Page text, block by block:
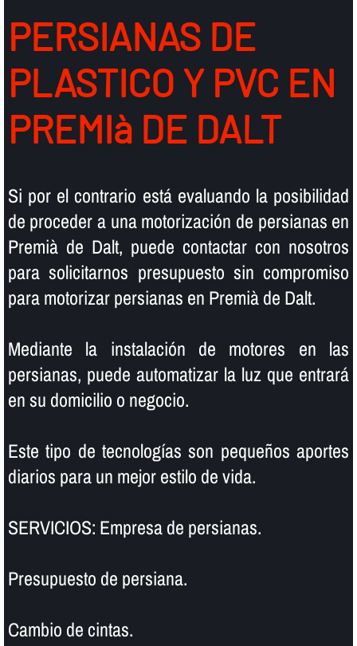
PERSIANAS DE
PLASTICO Y PVC EN
PREMIà DE DALT
Si por el contrario está evaluando la posibilidad
de proceder a una motorización de persianas en
Premià de Dalt, puede contactar con nosotros
para solicitarnos presupuesto sin compromiso
para motorizar persianas en Premià de Dalt.
Mediante la instalación de motores en las
persianas, puede automatizar la luz que entrará
en su domicilio o negocio.
Este tipo de tecnologí­as son pequeños aportes
diarios para un mejor estilo de vida.
SERVICIOS: Empresa de persianas.
Presupuesto de persiana.
Cambio de cintas.